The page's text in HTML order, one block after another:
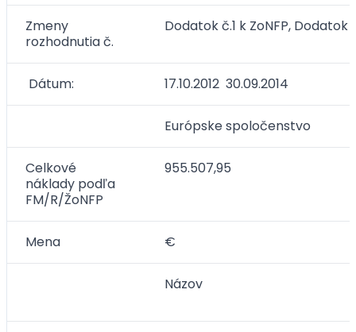
Zmeny
rozhodnutia č.
Dodatok č.1 k ZoNFP, Dodatok
Dátum: 17.10.2012 30.09.2014
Európske spoločenstvo
Celkové
náklady podľa
FM/R/ŽoNFP
955.507,95
Mena €
Názov